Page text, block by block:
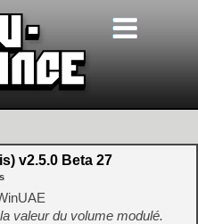
v2.5.0 Beta 27
valeur du volume modulé.